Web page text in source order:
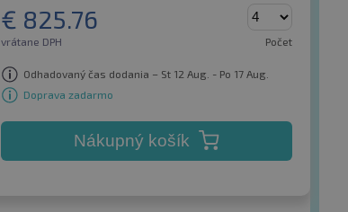
€ 825.76
vrátane DPH Počet
Odhadovaný čas dodania – St 12 Aug. - Po 17 Aug.
Doprava zadarmo
Nákupný košík